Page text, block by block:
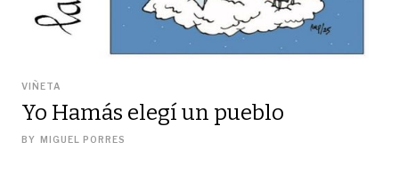
VIÑETA
Yo Hamás elegí un pueblo
BY MIGUEL PORRES